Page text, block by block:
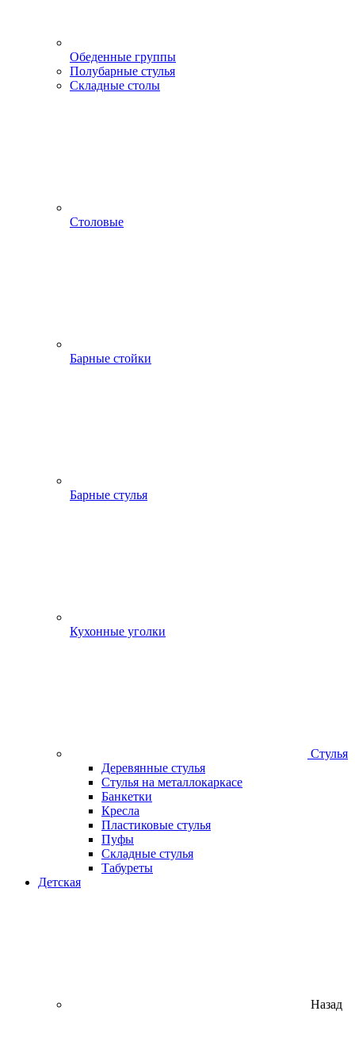
Обеденные группы
Полубарные стулья
Складные столы
Столовые
Барные стойки
Барные стулья
Кухонные уголки
Стулья
Деревянные стулья
Стулья на металлокаркасе
Банкетки
Кресла
Пластиковые стулья
Пуфы
Складные стулья
Табуреты
Детская
Назад